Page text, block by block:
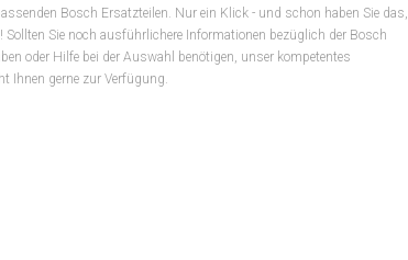
Bosch Ersatzteilen. Nur ein Klick - und schon haben Sie das,
Sollten Sie noch ausführlichere Informationen bezüglich der Bosch
oder Hilfe bei der Auswahl benötigen, unser kompetentes
Ihnen gerne zur Verfügung.